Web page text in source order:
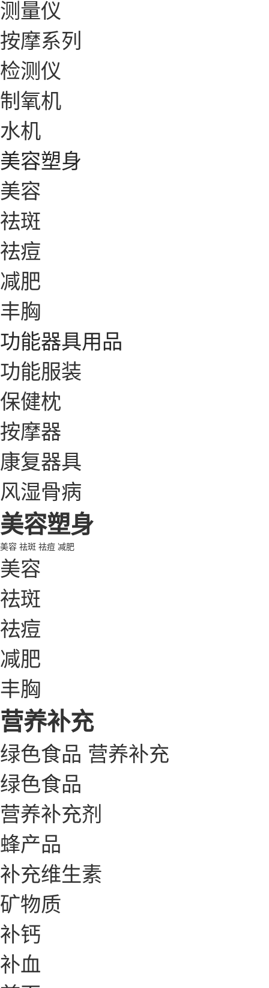
测量仪
按摩系列
检测仪
制氧机
水机
美容塑身
美容
祛斑
祛痘
减肥
丰胸
功能器具用品
功能服装
保健枕
按摩器
康复器具
风湿骨病
美容塑身
美容 祛斑 祛痘 减肥
美容
祛斑
祛痘
减肥
丰胸
营养补充
绿色食品 营养补充
绿色食品
营养补充剂
蜂产品
补充维生素
矿物质
补钙
补血